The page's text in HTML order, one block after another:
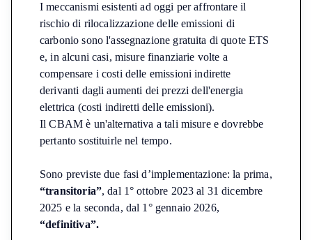
I meccanismi esistenti ad oggi per affrontare il
rischio di rilocalizzazione delle emissioni di
carbonio sono l'assegnazione gratuita di quote ETS
e, in alcuni casi, misure finanziarie volte a
compensare i costi delle emissioni indirette
derivanti dagli aumenti dei prezzi dell'energia
elettrica (costi indiretti delle emissioni).
Il CBAM è un'alternativa a tali misure e dovrebbe
pertanto sostituirle nel tempo.
Sono previste due fasi d’implementazione: la prima,
“transitoria”, dal 1° ottobre 2023 al 31 dicembre
2025 e la seconda, dal 1° gennaio 2026,
“definitiva”.